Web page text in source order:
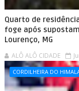
Quarto de
foge após
Lourenço, MG
ALÔ ALÔ CIDADE
CORDILHEIRA DO